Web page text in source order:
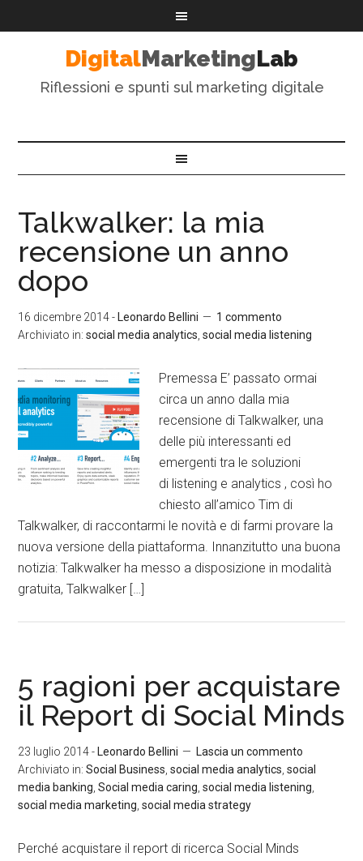
DigitalMarketingLab
Riflessioni e spunti sul marketing digitale
Talkwalker: la mia
recensione un anno
dopo
16 dicembre 2014- Leonardo Bellini
1 commento
Archiviato in:social media analytics ,social media listening
Premessa E’ passato ormai
circa un anno dalla mia
recensione di Talkwalker, una
delle più interessanti ed
emergenti tra le soluzioni
di listening e analytics , così ho
chiesto all’amico Tim di
Talkwalker, di raccontarmi le novità e di farmi provare la
nuova versione della piattaforma. Innanzitutto una buona
notizia: Talkwalker ha messo a disposizione in modalità
gratuita, Talkwalker […]
5 ragioni per acquistare
il Report di Social Minds
23 luglio 2014- Leonardo Bellini
Lascia un commento
Archiviato in:Social Business ,social media analytics ,social
media banking ,Social media caring ,social media listening
social media marketing ,social media strategy
Perché acquistare il report di ricerca Social Minds